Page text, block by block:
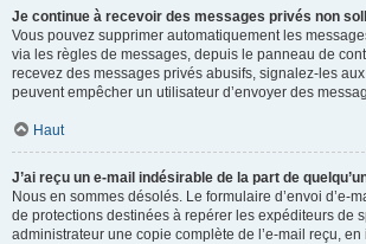
Je continue à recevoir des messages privés non
Vous pouvez supprimer automatiquement les
via les règles de messages, depuis le panneau de
recevez des messages privés abusifs, signalez-les
peuvent empêcher un utilisateur d’envoyer des
Haut
J’ai reçu un e-mail indésirable de la part de
Nous en sommes désolés. Le formulaire d’envoi d’e-
de protections destinées à repérer les expéditeurs de
administrateur une copie complète de l’e-mail reçu,